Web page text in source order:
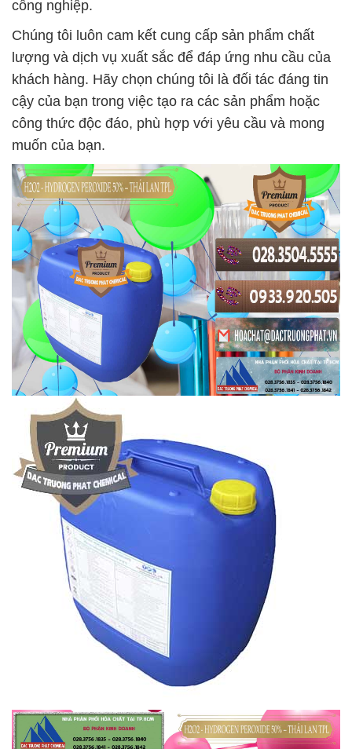
công nghiệp.
Chúng tôi luôn cam kết cung cấp sản phẩm chất
lượng và dịch vụ xuất sắc để đáp ứng nhu cầu của
khách hàng. Hãy chọn chúng tôi là đối tác đáng tin
cậy của bạn trong việc tạo ra các sản phẩm hoặc
công thức độc đáo, phù hợp với yêu cầu và mong
muốn của bạn.